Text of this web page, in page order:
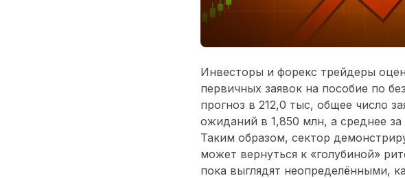
Инвесторы и форекс трейдеры
первичных заявок на пособие по
прогноз в 212,0 тыс, общее число
ожиданий в 1,850 млн, а среднее
Таким образом, сектор
может вернуться к «голубиной»
пока выглядят неопределёнными,